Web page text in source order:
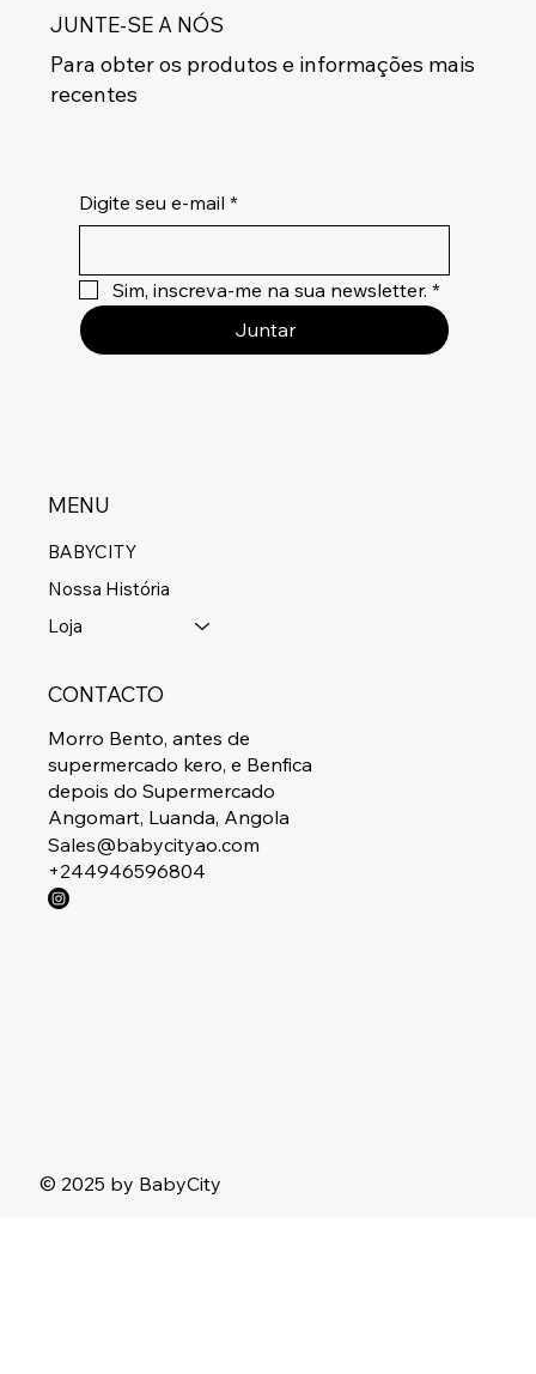
JUNTE-SE A NÓS
Para obter os produtos e informações mais
recentes
Digite seu e-mail *
Sim, inscreva-me na sua newsletter. *
Juntar
MENU
BABYCITY
Nossa História
Loja
CONTACTO
Morro Bento, antes de
supermercado kero, e Benfica
depois do Supermercado
Angomart, Luanda, Angola
Sales@babycityao.com
+244946596804
© 2025 by BabyCity